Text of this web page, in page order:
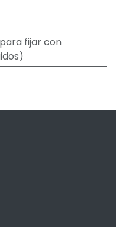
fijar con